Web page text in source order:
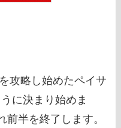
攻略し始めたペイサ
に決まり始めま
半を終了します。